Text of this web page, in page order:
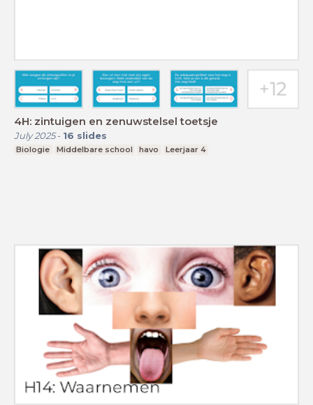
4H: zintuigen en zenuwstelsel toetsje
July 2025- 16 slides
Biologie Middelbare school havo Leerjaar 4